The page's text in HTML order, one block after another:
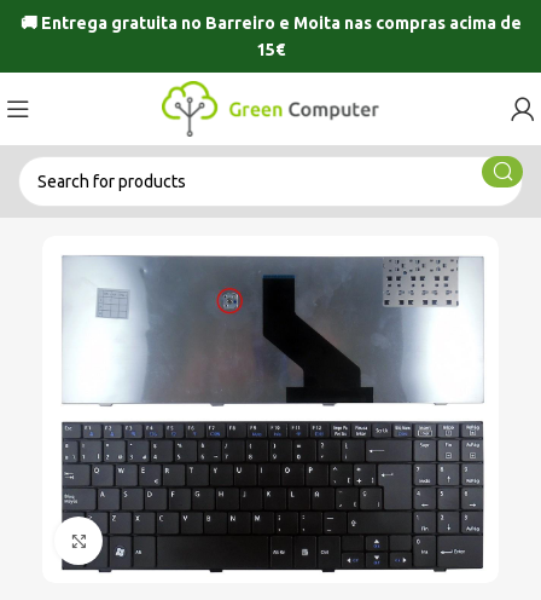
🚚 Entrega gratuita no Barreiro e Moitanas compras acima de
15€
Click to enlarge